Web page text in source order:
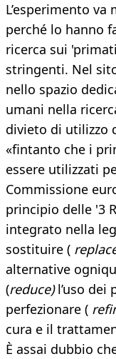
L’esperimento
perché lo hanno
ricerca sui
stringenti. Nel
nello spazio
umani nella
divieto di utilizzo
«fintanto che i
essere utilizzati
Commissione
principio delle '3
integrato nella
sostituire (
alternative
(reduce)l’uso dei
perfezionare (
cura e il
È assai dubbio